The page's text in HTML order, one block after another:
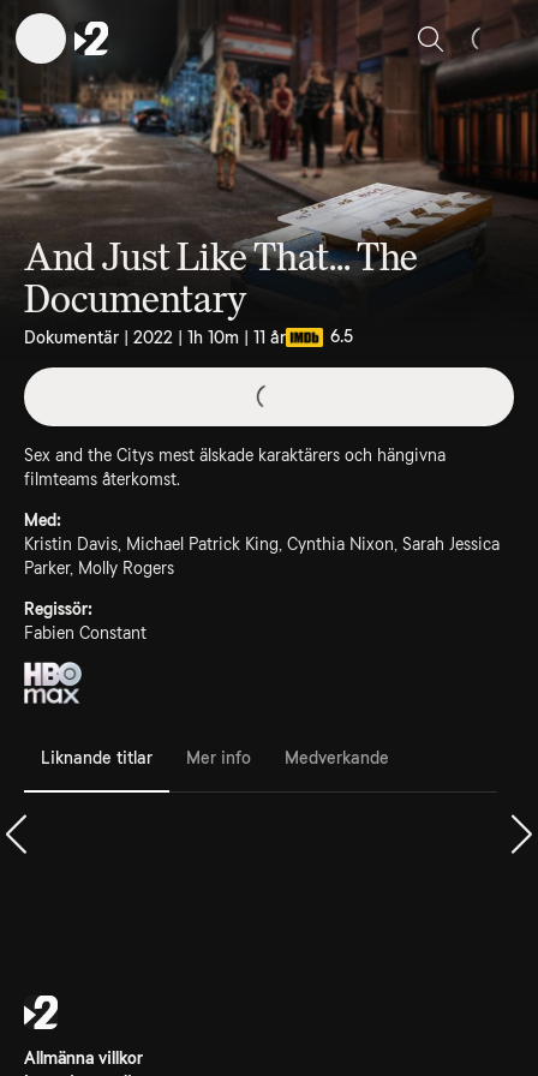
Sök
And Just Like That... The
Documentary
Dokumentär | 2022 | 1h 10m | 11 år 6.5
Sex and the Citys mest älskade karaktärers och hängivna
filmteams återkomst.
Med:
Kristin Davis, Michael Patrick King, Cynthia Nixon, Sarah Jessica
Parker, Molly Rogers
Regissör:
Fabien Constant
Liknande titlar Mer info Medverkande
Allmänna villkor